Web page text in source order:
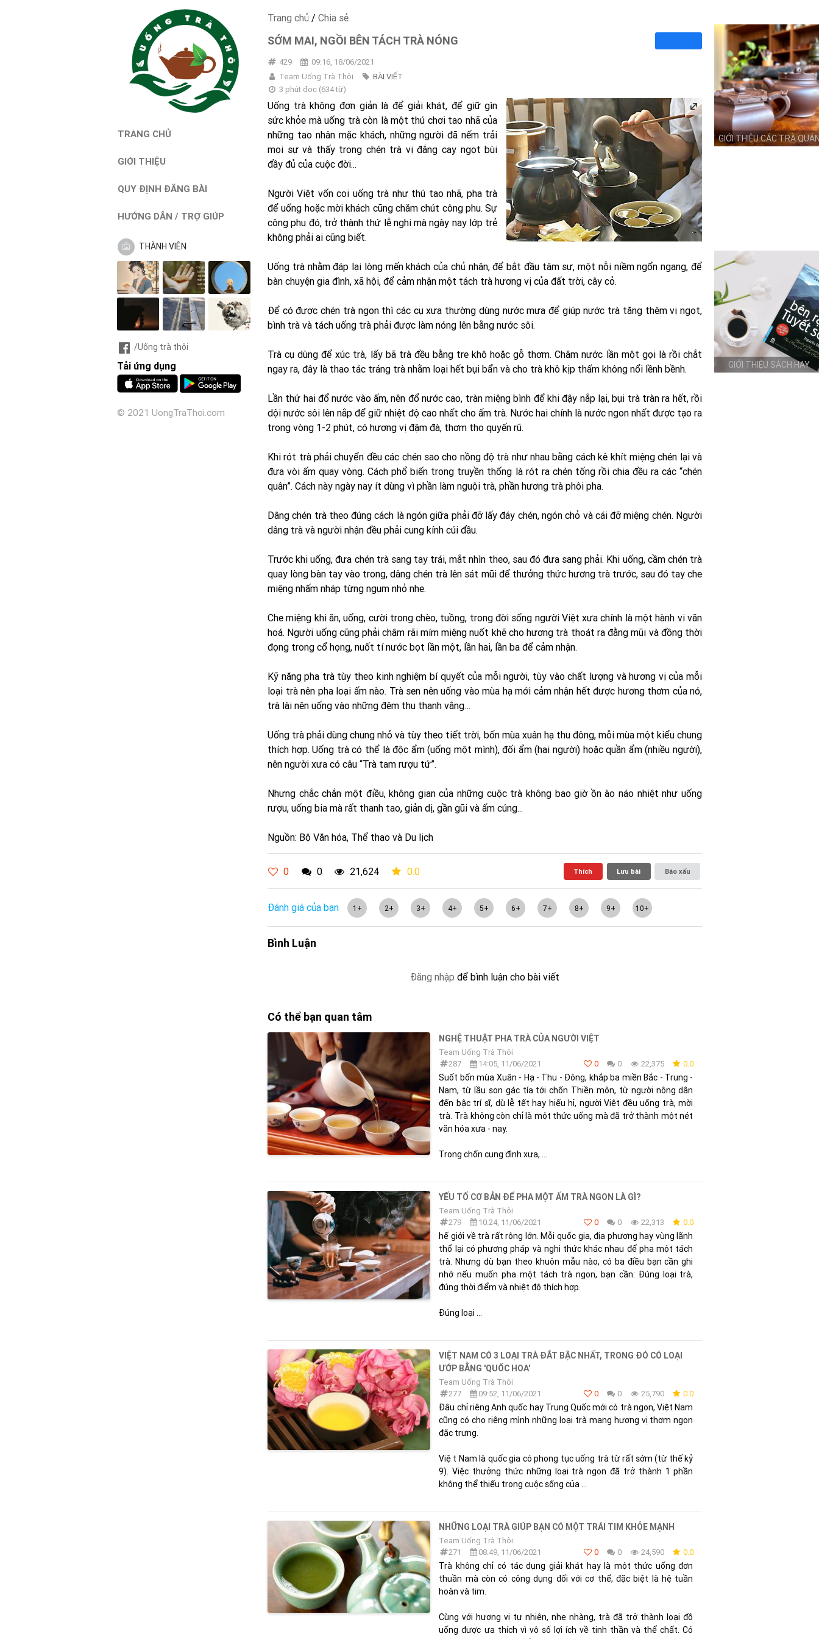
TRANG CHỦ
GIỚI THIỆU
QUY ĐỊNH ĐĂNG BÀI
HƯỚNG DẪN / TRỢ GIÚP
THÀNH VIÊN
/Uống trà thôi
Tải ứng dụng
© 2021 UongTraThoi.com
Trang chủ / Chia sẻ
SỚM MAI, NGỒI BÊN TÁCH TRÀ NÓNG
429
09:16, 18/06/2021
Team Uống Trà Thôi
BÀI VIẾT
3 phút đọc(634từ)
Uống trà không đơn giản là để giải khát, để giữ gìn
sức khỏe mà uống trà còn là một thú chơi tao nhã của
những tao nhân mặc khách, những người đã nếm trải
mọi sự và thấy trong chén trà vị đắng cay ngọt bùi
đầy đủ của cuộc đời...
Người Việt vốn coi uống trà như thú tao nhã, pha trà
để uống hoặc mời khách cũng chăm chút công phu. Sự
công phu đó, trở thành thứ lễ nghi mà ngày nay lớp trẻ
không phải ai cũng biết.
Uống trà nhằm đáp lại lòng mến khách của chủ nhân, để bắt đầu tâm sự, một nỗi niềm ngổn ngang, để
bàn chuyện gia đình, xã hội, để cảm nhận một tách trà hương vị của đất trời, cây cỏ.
Để có được chén trà ngon thì các cụ xưa thường dùng nước mưa để giúp nước trà tăng thêm vị ngọt,
bình trà và tách uống trà phải được làm nóng lên bằng nước sôi.
Trà cụ dùng để xúc trà, lấy bã trà đều bằng tre khô hoặc gỗ thơm. Châm nước lần một gọi là rồi chắt
ngay ra, đây là thao tác tráng trà nhằm loại hết bụi bẩn và cho trà khô kịp thấm không nổi lềnh bềnh.
Lần thứ hai đổ nước vào ấm, nên đổ nước cao, tràn miệng bình để khi đậy nắp lại, bụi trà tràn ra hết, rồi
dội nước sôi lên nắp để giữ nhiệt độ cao nhất cho ấm trà. Nước hai chính là nước ngon nhất được tạo ra
trong vòng 1-2 phút, có hương vị đậm đà, thơm tho quyến rũ.
Khi rót trà phải chuyển đều các chén sao cho nồng độ trà như nhau bằng cách kê khít miệng chén lại và
đưa vòi ấm quay vòng. Cách phổ biến trong truyền thống là rót ra chén tống rồi chia đều ra các “chén
quân”. Cách này ngày nay ít dùng vì phần làm nguội trà, phần hương trà phôi pha.
Dâng chén trà theo đúng cách là ngón giữa phải đỡ lấy đáy chén, ngón chỏ và cái đỡ miệng chén. Người
dâng trà và người nhận đều phải cung kính cúi đầu.
Trước khi uống, đưa chén trà sang tay trái, mắt nhìn theo, sau đó đưa sang phải. Khi uống, cầm chén trà
quay lòng bàn tay vào trong, dâng chén trà lên sát mũi để thưởng thức hương trà trước, sau đó tay che
miệng nhấm nháp từng ngụm nhỏ nhẹ.
Che miệng khi ăn, uống, cười trong chèo, tuồng, trong đời sống người Việt xưa chính là một hành vi văn
hoá. Người uống cũng phải chậm rãi mím miệng nuốt khẽ cho hương trà thoát ra đằng mũi và đồng thời
đọng trong cổ họng, nuốt tí nước bọt lần một, lần hai, lần ba để cảm nhận.
Kỹ năng pha trà tùy theo kinh nghiệm bí quyết của mỗi người, tùy vào chất lượng và hương vị của mỗi
loại trà nên pha loại ấm nào. Trà sen nên uống vào mùa hạ mới cảm nhận hết được hương thơm của nó,
trà lài nên uống vào những đêm thu thanh vắng…
Uống trà phải dùng chung nhỏ và tùy theo tiết trời, bốn mùa xuân hạ thu đông, mỗi mùa một kiểu chung
thích hợp. Uống trà có thể là độc ẩm (uống một mình), đối ẩm (hai người) hoặc quần ẩm (nhiều người),
nên người xưa có câu “Trà tam rượu tứ”.
Nhưng chắc chắn một điều, không gian của những cuộc trà không bao giờ ồn ào náo nhiệt như uống
rượu, uống bia mà rất thanh tao, giản dị, gần gũi và ấm cúng...
Nguồn: Bộ Văn hóa, Thể thao và Du lịch
0 0 21,624 0.0 Thích Lưu bài Báo xấu
Đánh giá của bạn 1+ 2+ 3+ 4+ 5+ 6+ 7+ 8+ 9+ 10+
Bình Luận
Đăng nhập để bình luận cho bài viết
Có thể bạn quan tâm
NGHỆ THUẬT PHA TRÀ CỦA NGƯỜI VIỆT
Team Uống Trà Thôi
287
14:05, 11/06/2021 0 0 22,375 0.0
Suốt bốn mùa Xuân - Hạ - Thu - Đông, khắp ba miền Bắc - Trung -
Nam, từ lầu son gác tía tới chốn Thiền môn, từ người nông dân
đến bậc trí sĩ, dù lễ tết hay hiếu hỉ, người Việt đều uống trà, mời
trà. Trà không còn chỉ là một thức uống mà đã trở thành một nét
văn hóa xưa - nay.
Trong chốn cung đình xưa, ...
YẾU TỐ CƠ BẢN ĐỂ PHA MỘT ẤM TRÀ NGON LÀ GÌ?
Team Uống Trà Thôi
279
10:24, 11/06/2021 0 0 22,313 0.0
hế giới về trà rất rộng lớn. Mỗi quốc gia, địa phương hay vùng lãnh
thổ lại có phương pháp và nghi thức khác nhau để pha một tách
trà. Nhưng dù bạn theo khuôn mẫu nào, có ba điều bạn cần ghi
nhớ nếu muốn pha một tách trà ngon, bạn cần: Đúng loại trà,
đúng thời điểm và nhiệt độ thích hợp.
Đúng loại ...
VIỆT NAM CÓ 3 LOẠI TRÀ ĐẮT BẬC NHẤT, TRONG ĐÓ CÓ LOẠI
ƯỚP BẰNG 'QUỐC HOA'
Team Uống Trà Thôi
277
09:52, 11/06/2021 0 0 25,790 0.0
Đâu chỉ riêng Anh quốc hay Trung Quốc mới có trà ngon, Việt Nam
cũng có cho riêng mình những loại trà mang hương vị thơm ngon
đặc trưng.
Việt Nam là quốc gia có phong tục uống trà từ rất sớm (từ thế kỷ
9). Việc thưởng thức những loại trà ngon đã trở thành 1 phần
không thể thiếu trong cuộc sống của ...
NHỮNG LOẠI TRÀ GIÚP BẠN CÓ MỘT TRÁI TIM KHỎE MẠNH
Team Uống Trà Thôi
271
08:49, 11/06/2021 0 0 24,590 0.0
Trà không chỉ có tác dụng giải khát hay là một thức uống đơn
thuần mà còn có công dụng đối với cơ thể, đặc biệt là hệ tuần
hoàn và tim.
Cùng với hương vị tự nhiên, nhẹ nhàng, trà đã trở thành loại đồ
uống được ưa thích vì vô số lợi ích về tinh thần và thể chất. Có
GIỚI THIỆU CÁC TRÀ
GIỚI THIỆU SÁCH HAY